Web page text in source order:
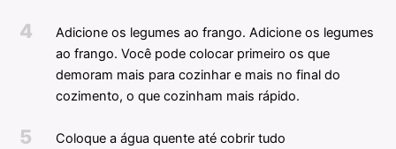
4 Adicione os legumes ao frango. Adicione os legumes
ao frango. Você pode colocar primeiro os que
demoram mais para cozinhar e mais no final do
cozimento, o que cozinham mais rápido.
5
Coloque a água quente até cobrir tudo